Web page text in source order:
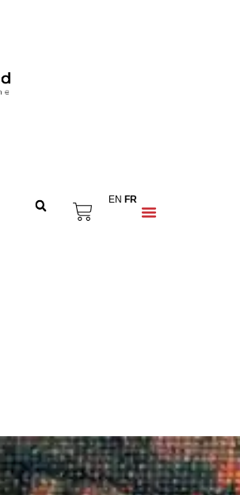
EN FR